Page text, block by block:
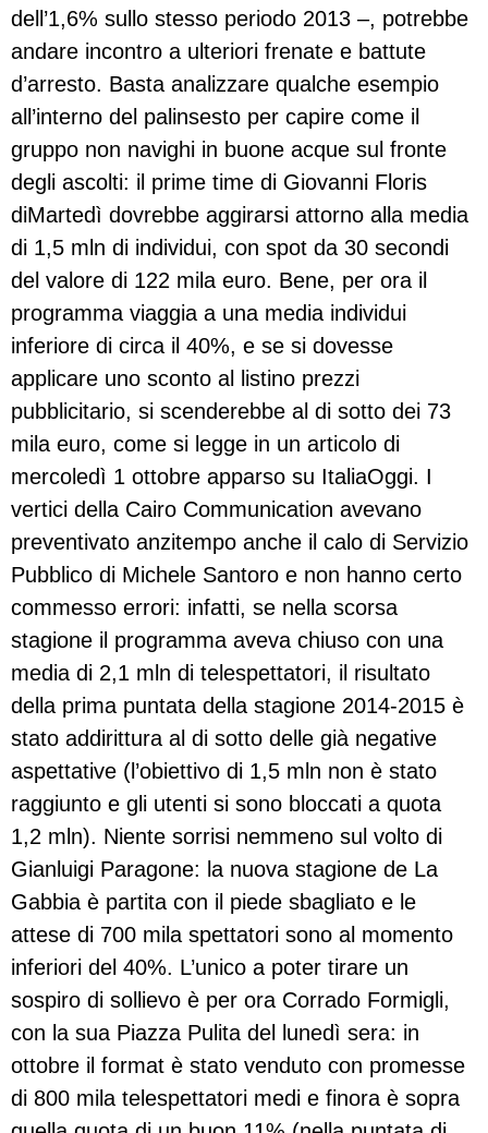
dell’1,6% sullo stesso periodo 2013 –, potrebbe
andare incontro a ulteriori frenate e battute
d’arresto. Basta analizzare qualche esempio
all’interno del palinsesto per capire come il
gruppo non navighi in buone acque sul fronte
degli ascolti: il prime time di Giovanni Floris
diMartedì dovrebbe aggirarsi attorno alla media
di 1,5 mln di individui, con spot da 30 secondi
del valore di 122 mila euro. Bene, per ora il
programma viaggia a una media individui
inferiore di circa il 40%, e se si dovesse
applicare uno sconto al listino prezzi
pubblicitario, si scenderebbe al di sotto dei 73
mila euro, come si legge in un articolo di
mercoledì 1 ottobre apparso su ItaliaOggi. I
vertici della Cairo Communication avevano
preventivato anzitempo anche il calo di Servizio
Pubblico di Michele Santoro e non hanno certo
commesso errori: infatti, se nella scorsa
stagione il programma aveva chiuso con una
media di 2,1 mln di telespettatori, il risultato
della prima puntata della stagione 2014-2015 è
stato addirittura al di sotto delle già negative
aspettative (l’obiettivo di 1,5 mln non è stato
raggiunto e gli utenti si sono bloccati a quota
1,2 mln). Niente sorrisi nemmeno sul volto di
Gianluigi Paragone: la nuova stagione de La
Gabbia è partita con il piede sbagliato e le
attese di 700 mila spettatori sono al momento
inferiori del 40%. L’unico a poter tirare un
sospiro di sollievo è per ora Corrado Formigli,
con la sua Piazza Pulita del lunedì sera: in
ottobre il format è stato venduto con promesse
di 800 mila telespettatori medi e finora è sopra